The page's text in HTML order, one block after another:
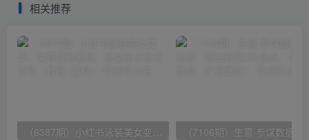
相关推荐
（6387期）小红书泳装美女变现，免费提供素材，收益无上限可矩阵（教程+素材）